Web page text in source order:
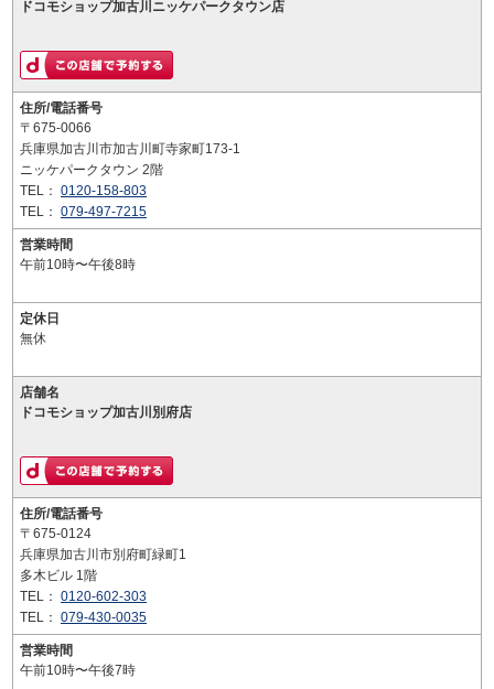
ドコモショップ加古川ニッケパークタウン店
住所/電話番号
〒675-0066
兵庫県加古川市加古川町寺家町173-1
ニッケパークタウン 2階
TEL： 0120-158-803
TEL： 079-497-7215
営業時間
午前10時〜午後8時
定休日
無休
店舗名
ドコモショップ加古川別府店
住所/電話番号
〒675-0124
兵庫県加古川市別府町緑町1
多木ビル 1階
TEL： 0120-602-303
TEL： 079-430-0035
営業時間
午前10時〜午後7時